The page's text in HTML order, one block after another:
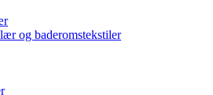
og baderomstekstiler